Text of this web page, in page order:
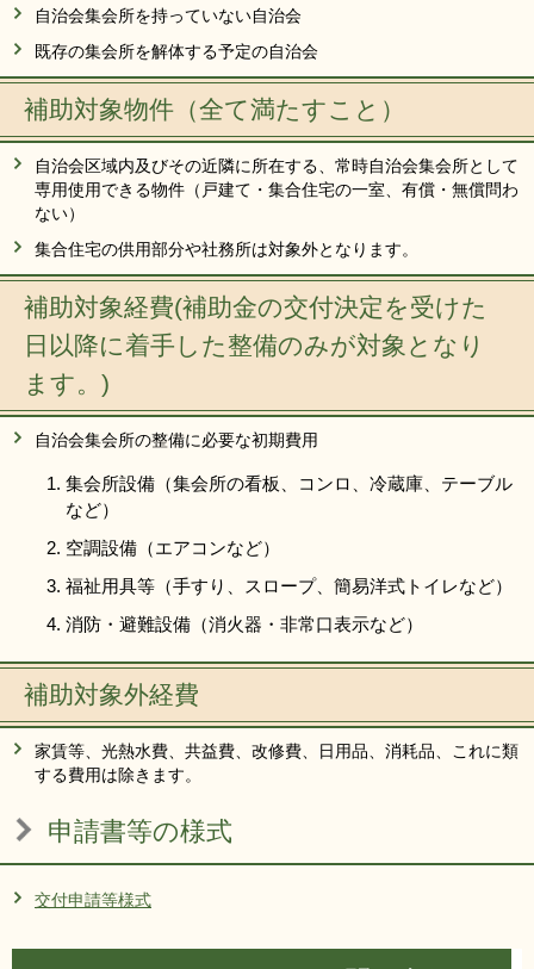
自治会集会所を持っていない自治会
既存の集会所を解体する予定の自治会
補助対象物件（全て満たすこと）
自治会区域内及びその近隣に所在する、常時自治会集会所として
専用使用できる物件（戸建て・集合住宅の一室、有償・無償問わ
ない）
集合住宅の供用部分や社務所は対象外となります。
補助対象経費(補助金の交付決定を受けた
日以降に着手した整備のみが対象となり
ます。)
自治会集会所の整備に必要な初期費用
集会所設備（集会所の看板、コンロ、冷蔵庫、テーブル
など）
空調設備（エアコンなど）
福祉用具等（手すり、スロープ、簡易洋式トイレなど）
消防・避難設備（消火器・非常口表示など）
補助対象外経費
家賃等、光熱水費、共益費、改修費、日用品、消耗品、これに類
する費用は除きます。
申請書等の様式
交付申請等様式